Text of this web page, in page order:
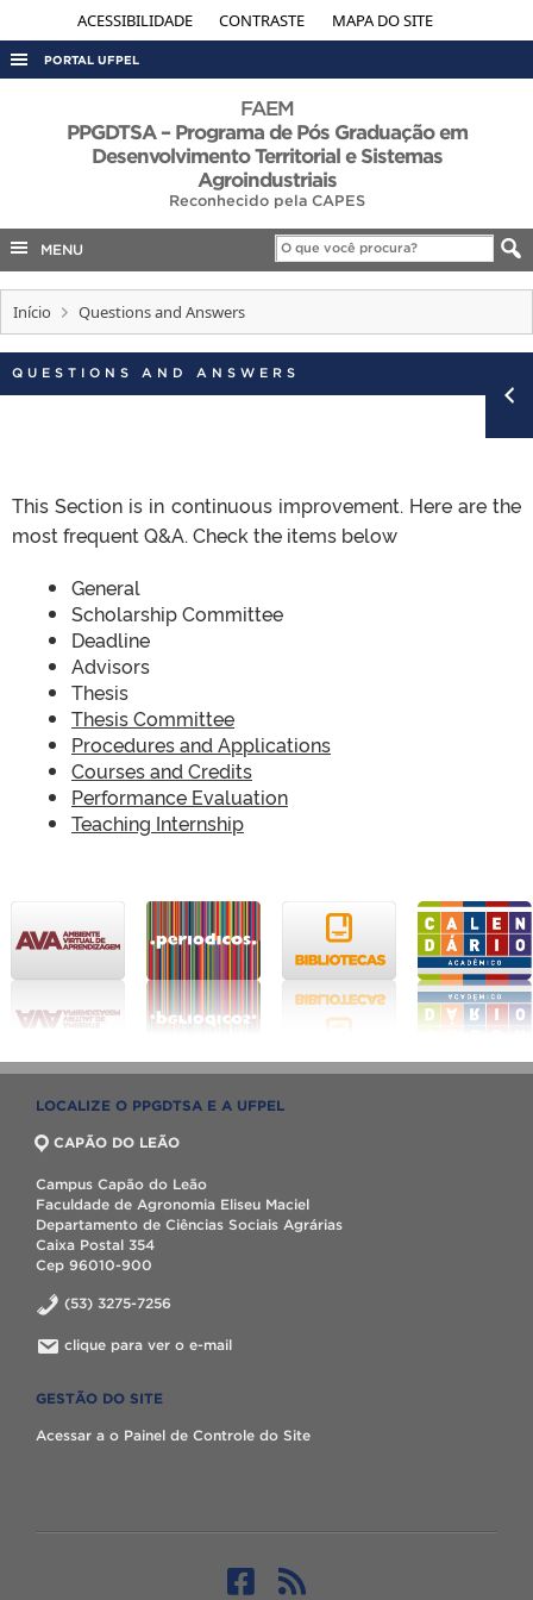
ACESSIBILIDADE CONTRASTE MAPA DO SITE
PORTAL UFPEL
AUDITORIA
FAEM
PPGDTSA – Programa de Pós Graduação em
Desenvolvimento Territorial e Sistemas
Agroindustriais
Reconhecido pela CAPES
MENU
Início Questions and Answers
QUESTIONS AND ANSWERS
This Section is in continuous improvement. Here are the
most frequent Q&A. Check the items below
General
Scholarship Committee
Deadline
Advisors
Thesis
Thesis Committee
Procedures and Applications
Courses and Credits
Performance Evaluation
Teaching Internship
LOCALIZE O PPGDTSA E A UFPEL
CAPÃO DO LEÃO
Campus Capão do Leão
Faculdade de Agronomia Eliseu Maciel
Departamento de Ciências Sociais Agrárias
Caixa Postal 354
Cep 96010-900
(53) 3275-7256
clique para ver o e-mail
GESTÃO DO SITE
Acessar a o Painel de Controle do Site